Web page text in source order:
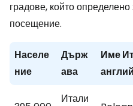
градове, който
посещение.
Населе
ние
Държ
ава
Име
Итали